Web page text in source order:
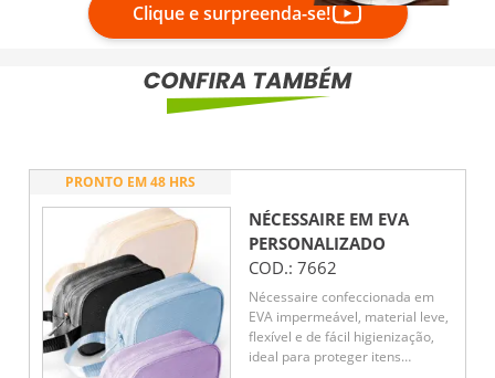
Clique e surpreenda-se!
PRONTO EM 48 HRS
NÉCESSAIRE EM EVA
PERSONALIZADO
COD.: 7662
Nécessaire confeccionada em
EVA impermeável, material leve,
flexível e de fácil higienização,
ideal para proteger itens